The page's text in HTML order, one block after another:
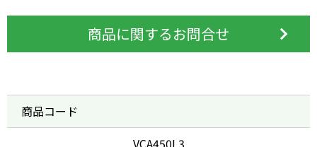
商品に関するお問合せ
商品コード
VCA450L3